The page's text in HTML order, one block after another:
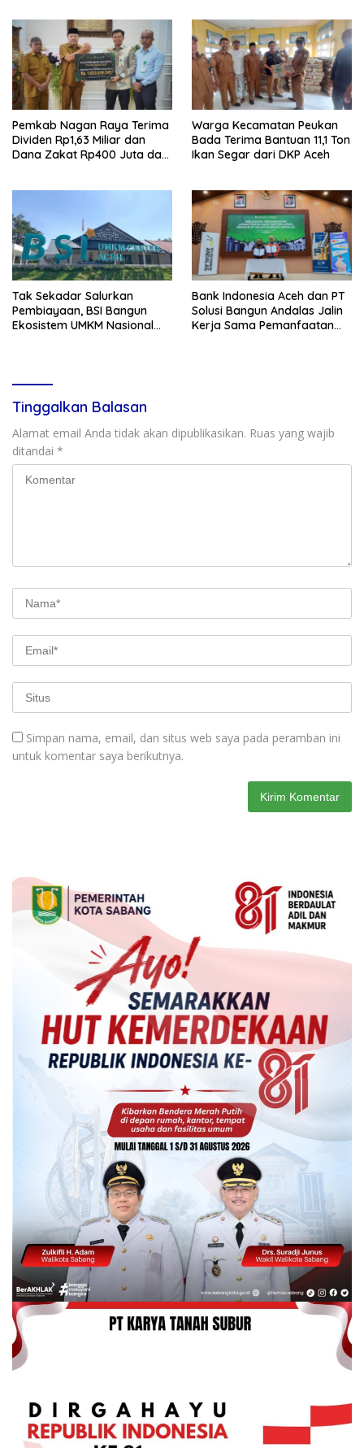
Pemkab Nagan Raya Terima
Dividen Rp1,63 Miliar dan
Dana Zakat Rp400 Juta dari
Warga Kecamatan Peukan
Bada Terima Bantuan 11,1 Ton
Ikan Segar dari DKP Aceh
Tak Sekadar Salurkan
Pembiayaan, BSI Bangun
Ekosistem UMKM Nasional
Bank Indonesia Aceh dan PT
Solusi Bangun Andalas Jalin
Kerja Sama Pemanfaatan
Tinggalkan Balasan
Alamat email Anda tidak akan dipublikasikan. Ruas yang wajib
ditandai *
Simpan nama, email, dan situs web saya pada peramban ini
untuk komentar saya berikutnya.